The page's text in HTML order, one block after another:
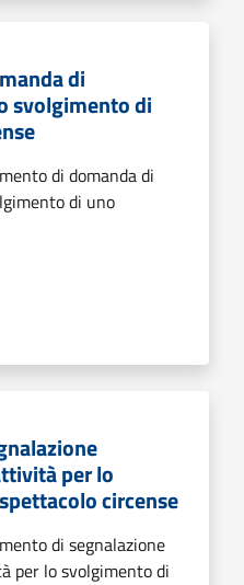
di
svolgimento di
di domanda di
di uno
per lo
circense
di segnalazione
per lo svolgimento di